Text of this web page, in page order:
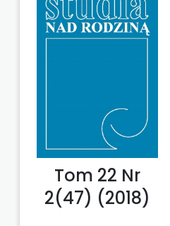
Tom 22 Nr
2(47) (2018)